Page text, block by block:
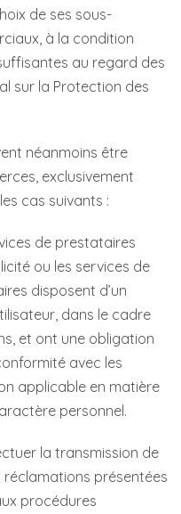
de ses sous-
à la condition
au regard des
sur la Protection des
néanmoins être
exclusivement
cas suivants :
de prestataires
ou les services de
disposent d’un
dans le cadre
et ont une obligation
avec les
applicable en matière
personnel.
la transmission de
présentées
procédures